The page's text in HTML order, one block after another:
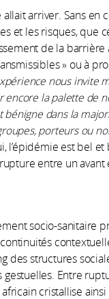
arriver. Sans en
et les risques, que
de la barrière
» ou à
nous invite
encore la palette de
dans la
porteurs ou
l’épidémie est bel et
entre un
socio-sanitaire
des structures
gestuelles. Entre
cristallise